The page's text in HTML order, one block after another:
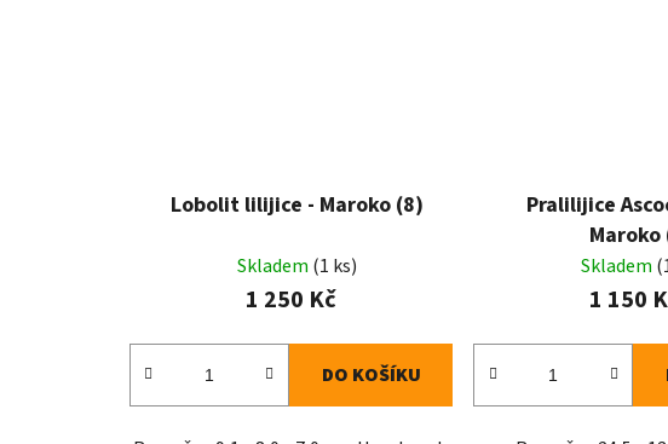
Lobolit lilijice - Maroko (8)
Skladem (1 ks)
1 250 Kč
DO KOŠÍKU
Pralilijice
Maroko
Skladem
1 150